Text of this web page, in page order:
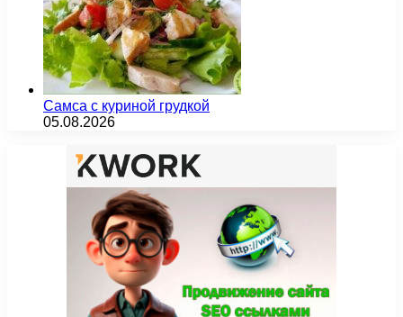
Самса с куриной грудкой
05.08.2026